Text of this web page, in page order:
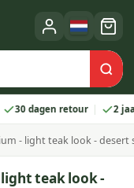
retour 2 jaar
- light teak look - desert
teak look -